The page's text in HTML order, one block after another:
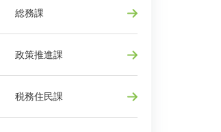
総務課
政策推進課
税務住民課